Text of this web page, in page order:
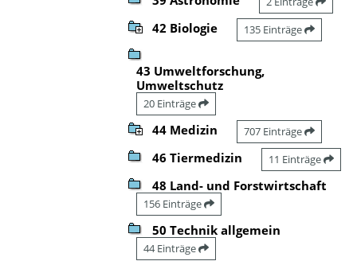
42 Biologie 135 Einträge
43 Umweltforschung,
Umweltschutz
20 Einträge
44 Medizin 707 Einträge
46 Tiermedizin 11 Einträge
48 Land- und Forstwirtschaft
156 Einträge
50 Technik allgemein
44 Einträge